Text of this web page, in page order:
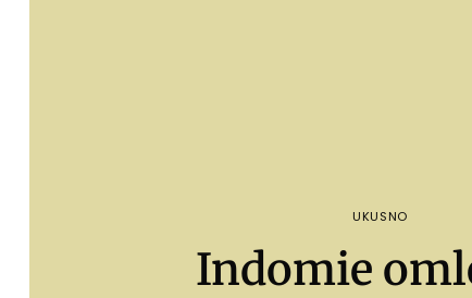
UKUSNO
Indomie